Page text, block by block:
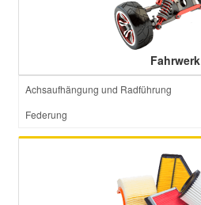
Fahrwerk
Achsaufhängung und Radführung
Federung